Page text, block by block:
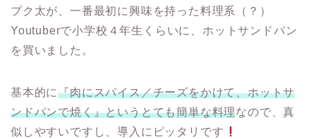
プク太が、一番最初に興味を持った料理系（？）
Youtuberで小学校４年生くらいに、ホットサンドパン
を買いました。
基本的に『肉にスパイス／チーズをかけて、ホットサ
ンドパンで焼く』というとても簡単な料理なので、真
似しやすいですし、導入にピッタリです